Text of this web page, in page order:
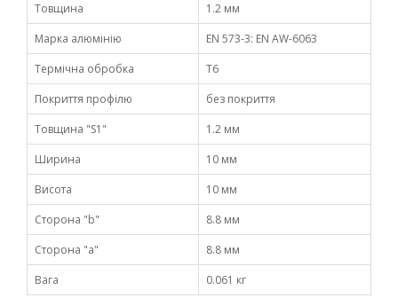
Товщина
1.2 мм
Марка алюмінію
EN 573-3: EN AW-6063
Термічна обробка
Т6
Покриття профілю
без покриття
Товщина "S1"
1.2 мм
Ширина
10 мм
Висота
10 мм
Сторона "b"
8.8 мм
Сторона "а"
8.8 мм
Вага
0.061 кг